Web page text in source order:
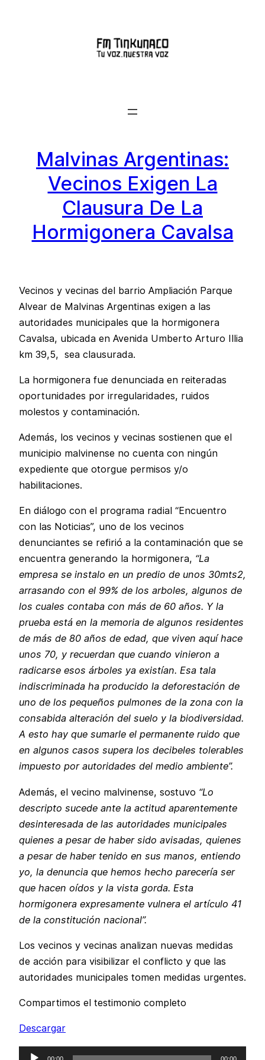
Malvinas Argentinas:
Vecinos Exigen La
Clausura De La
Hormigonera Cavalsa
Vecinos y vecinas del barrio Ampliación Parque
Alvear de Malvinas Argentinas exigen a las
autoridades municipales que la hormigonera
Cavalsa, ubicada en Avenida Umberto Arturo Illia
km 39,5, sea clausurada.
La hormigonera fue denunciada en reiteradas
oportunidades por irregularidades, ruidos
molestos y contaminación.
Además, los vecinos y vecinas sostienen que el
municipio malvinense no cuenta con ningún
expediente que otorgue permisos y/o
habilitaciones.
En diálogo con el programa radial “Encuentro
con las Noticias”, uno de los vecinos
denunciantes se refirió a la contaminación que se
encuentra generando la hormigonera, “La
empresa se instalo en un predio de unos 30mts2,
arrasando con el 99% de los arboles, algunos de
los cuales contaba con más de 60 años. Y la
prueba está en la memoria de algunos residentes
de más de 80 años de edad, que viven aquí hace
unos 70, y recuerdan que cuando vinieron a
radicarse esos árboles ya existían. Esa tala
indiscriminada ha producido la deforestación de
uno de los pequeños pulmones de la zona con la
consabida alteración del suelo y la biodiversidad.
A esto hay que sumarle el permanente ruido que
en algunos casos supera los decibeles tolerables
impuesto por autoridades del medio ambiente”.
Además, el vecino malvinense, sostuvo “Lo
descripto sucede ante la actitud aparentemente
desinteresada de las autoridades municipales
quienes a pesar de haber sido avisadas, quienes
a pesar de haber tenido en sus manos, entiendo
yo, la denuncia que hemos hecho parecería ser
que hacen oídos y la vista gorda. Esta
hormigonera expresamente vulnera el artículo 41
de la constitución nacional”.
Los vecinos y vecinas analizan nuevas medidas
de acción para visibilizar el conflicto y que las
autoridades municipales tomen medidas urgentes.
Compartimos el testimonio completo
Descargar
Reproductor